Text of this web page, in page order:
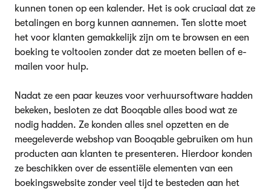
kunnen tonen op een kalender. Het is ook cruciaal dat ze
betalingen en borg kunnen aannemen. Ten slotte moet
het voor klanten gemakkelijk zijn om te browsen en een
boeking te voltooien zonder dat ze moeten bellen of e-
mailen voor hulp.
Nadat ze een paar keuzes voor verhuursoftware hadden
bekeken, besloten ze dat Booqable alles bood wat ze
nodig hadden. Ze konden alles snel opzetten en de
meegeleverde webshop van Booqable gebruiken om hun
producten aan klanten te presenteren. Hierdoor konden
ze beschikken over de essentiële elementen van een
boekingswebsite zonder veel tijd te besteden aan het